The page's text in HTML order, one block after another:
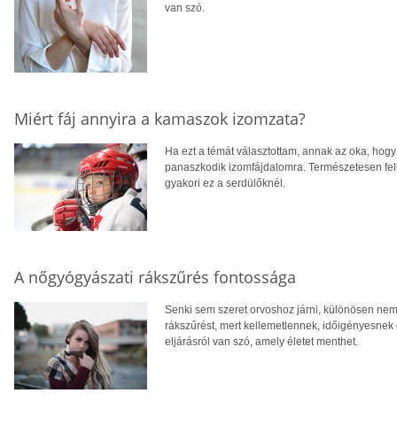
van szó.
Miért fáj annyira a kamaszok izomzata?
Ha ezt a témát választottam, annak az oka,
panaszkodik izomfájdalomra. Természetesen
gyakori ez a serdülőknél.
A nőgyógyászati rákszűrés fontossága
Senki sem szeret orvoshoz járni, különösen
rákszűrést, mert kellemetlennek,
eljárásról van szó, amely életet menthet.